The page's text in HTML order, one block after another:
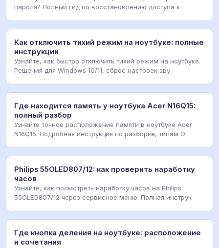
пароля? Полный гид по восстановлению доступа к
Как отключить тихий режим на ноутбуке: полные
инструкции
Узнайте, как быстро отключить тихий режим на ноутбуке.
Решения для Windows 10/11, сброс настроек зву
Где находится память у ноутбука Acer N16Q15:
полный разбор
Узнайте точное расположение памяти в ноутбуке Acer
N16Q15. Подробная инструкция по разборке, типам О
Philips 55OLED807/12: как проверить наработку
часов
Узнайте, как посмотреть наработку часов на Philips
55OLED807/12 через сервисное меню. Полная инструк
Где кнопка деления на ноутбуке: расположение
и сочетания